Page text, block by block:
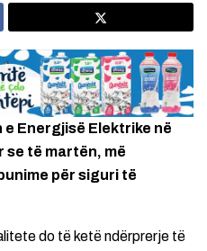
e Energjisë Elektrike në
se të martën, më
për siguri të
do të ketë ndërprerje të